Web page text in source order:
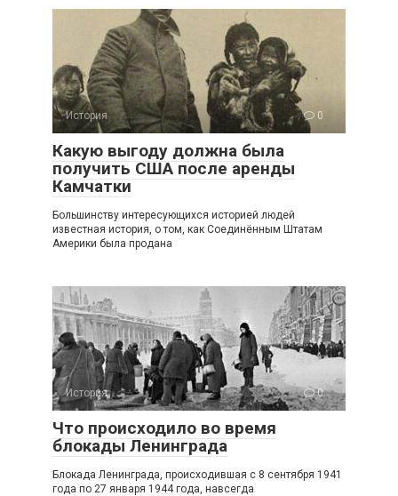
История 0
Какую выгоду должна была
получить США после аренды
Камчатки
Большинству интересующихся историей людей
известная история, о том, как Соединённым Штатам
Америки была продана
История 0
Что происходило во время
блокады Ленинграда
Блокада Ленинграда, происходившая с 8 сентября 1941
года по 27 января 1944 года, навсегда